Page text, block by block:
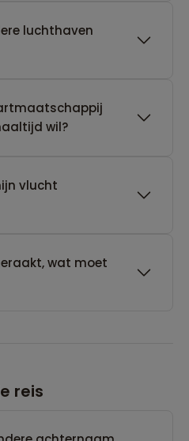
luchthaven
wil?
vlucht
wat moet
reis